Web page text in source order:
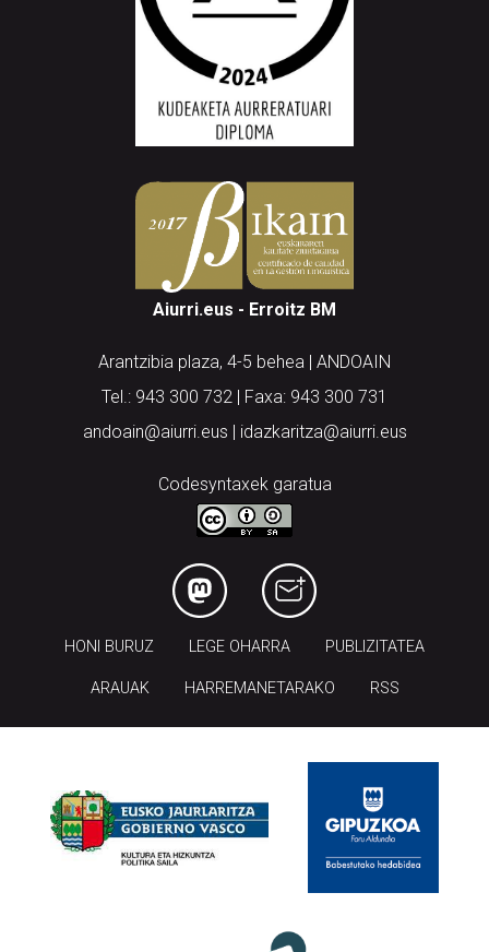
Aiurri.eus - Erroitz BM
Arantzibia plaza, 4-5 behea | ANDOAIN
Tel.: 943 300 732 | Faxa: 943 300 731
andoain@aiurri.eus | idazkaritza@aiurri.eus
Codesyntaxek garatua
HONI BURUZ LEGE OHARRA PUBLIZITATEA
ARAUAK HARREMANETARAKO RSS